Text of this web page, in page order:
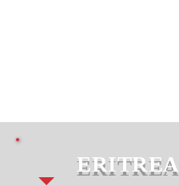
ERITREA